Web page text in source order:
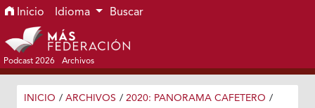
Ir al menú de navegación principal
Ir al contenido principal
Ir al pie de página del sitio
Inicio Idioma Buscar
Podcast 2026 Archivos
INICIO / ARCHIVOS / 2020: PANORAMA CAFETERO /